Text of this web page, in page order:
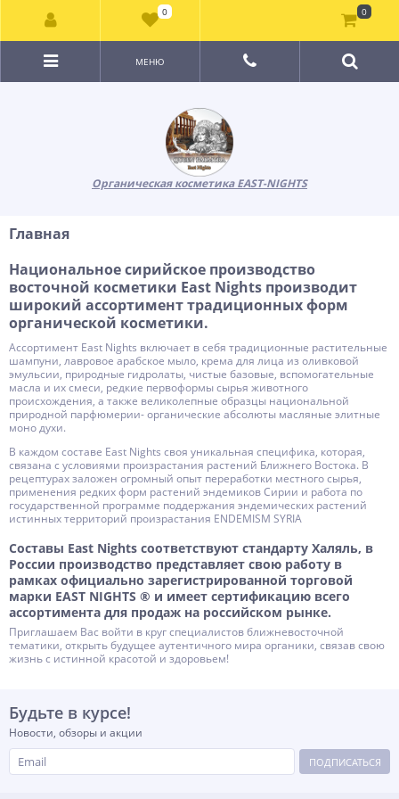
Органическая косметика EAST-NIGHTS
МЕНЮ
Главная
Национальное сирийское производство
восточной косметики East Nights производит
широкий ассортимент традиционных форм
органической косметики.
Ассортимент East Nights включает в себя традиционные растительные
шампуни, лавровое арабское мыло, крема для лица из оливковой
эмульсии, природные гидролаты, чистые базовые, вспомогательные
масла и их смеси, редкие первоформы сырья животного
происхождения, а также великолепные образцы национальной
природной парфюмерии- органические абсолюты масляные элитные
моно духи.
В каждом составе East Nights своя уникальная специфика, которая,
связана с условиями произрастания растений Ближнего Востока. В
рецептурах заложен огромный опыт переработки местного сырья,
применения редких форм растений эндемиков Сирии и работа по
государственной программе поддержания эндемических растений
истинных территорий произрастания ENDEMISM SYRIA
Составы East Nights соответствуют стандарту Халяль, в
России производство представляет свою работу в
рамках официально зарегистрированной торговой
марки EAST NIGHTS ® и имеет сертификацию всего
ассортимента для продаж на российском рынке.
Приглашаем Вас войти в круг специалистов ближневосточной
тематики, открыть будущее аутентичного мира органики, связав свою
жизнь с истинной красотой и здоровьем!
Будьте в курсе!
Новости, обзоры и акции
ПОДПИСАТЬСЯ
0 0